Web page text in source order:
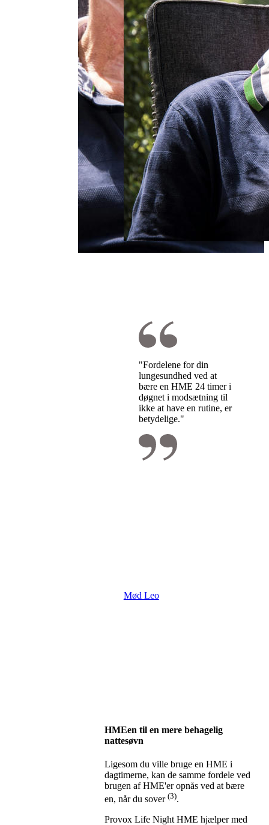
"Fordelene for din
lungesundhed ved at
bære en HME 24 timer i
døgnet i modsætning til
ikke at have en rutine, er
betydelige."
Mød Leo
HMEen til en mere behagelig
nattesøvn
Ligesom du ville bruge en HME i
dagtimerne, kan de samme fordele ved
brugen af HME'er opnås ved at bære
en, når du sover (3).
Provox Life Night HME hjælper med